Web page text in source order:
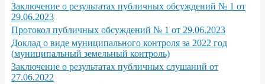
Заключение о результатах публичных обсуждений № 1 от
29.06.2023
Протокол публичных обсуждений № 1 от 29.06.2023
Доклад о виде муниципального контроля за 2022 год
(муниципальный земельный контроль)
Заключение о результатах публичных слушаний от
27.06.2022